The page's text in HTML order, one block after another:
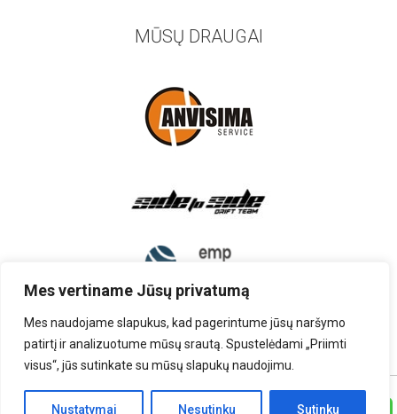
Mes vertiname Jūsų privatumą
Mes naudojame slapukus, kad pagerintume jūsų naršymo
patirtį ir analizuotume mūsų srautą. Spustelėdami „Priimti
visus“, jūs sutinkate su mūsų slapukų naudojimu.
Nustatymai Nesutinku Sutinku
MŪSŲ DRAUGAI